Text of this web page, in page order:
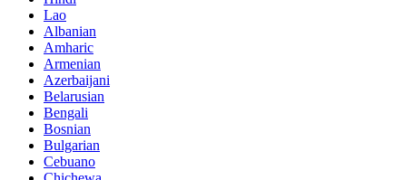
Lao
Albanian
Amharic
Armenian
Azerbaijani
Belarusian
Bengali
Bosnian
Bulgarian
Cebuano